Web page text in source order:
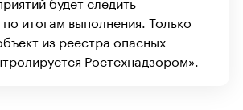
итогам выполнения. Только
из реестра опасных
Ростехнадзором».